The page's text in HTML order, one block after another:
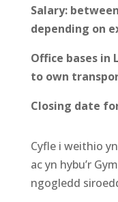
Salary:
depending on
Office bases in
to own
Closing date
Cyfle i weithio
ac yn hybu’r
ngogledd